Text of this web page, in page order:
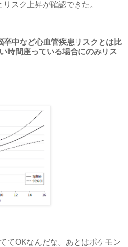
スク上昇が確認できた。
卒中など心血管疾患リスクとは比
時間座っている場合にのみリス
てOKなんだな。あとはポケモン